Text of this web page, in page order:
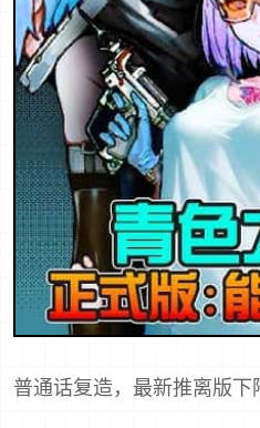
普通话复造，最新推离版